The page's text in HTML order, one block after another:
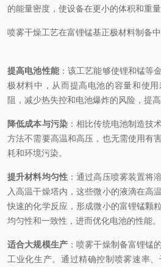
的能量密度，使设备在更小的体积和重
喷雾干燥工艺在富锂锰基正极材料制备
提高电池性能：该工艺能够使锂和锰等
极材料中，从而提高电池的容量和使
阻，减少热失控和电池爆炸的风险，提
降低成本与污染：相比传统电池制造技
方法不需要高温和高压，也无需使用有
耗和环境污染。
提升材料均匀性：通过高压喷雾装置将
入高温干燥塔内，这些微小的液滴在高
快速的化学反应，形成微小的富锂锰颗
均匀性和一致性，进而优化电池的性能。
适合大规模生产：喷雾干燥制备富锂锰
工业化生产。通过精确控制喷雾速率